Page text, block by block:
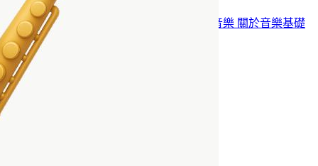
分類:隨筆
標籤:BlogBlog 同樂會 關於音樂 關於音樂基礎
教育關於當兵